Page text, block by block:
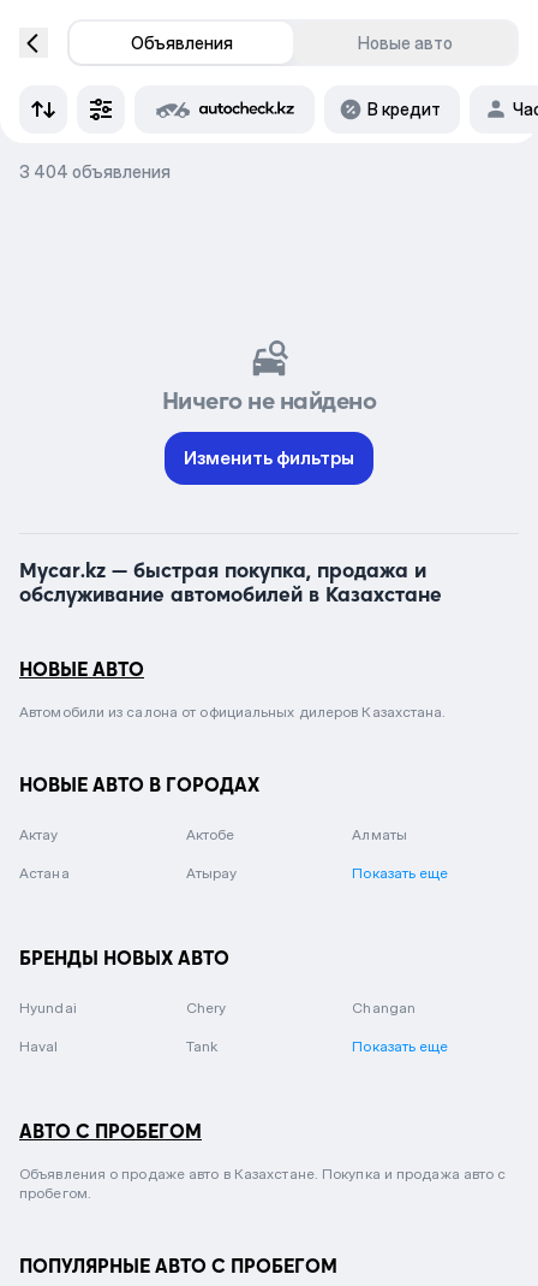
Объявления Новые авто
В кредит
3 404 объявления
Ничего не найдено
Изменить фильтры
Mycar.kz — быстрая покупка, продажа и
обслуживание автомобилей в Казахстане
НОВЫЕ АВТО
Автомобили из салона от официальных дилеров Казахстана.
НОВЫЕ АВТО В ГОРОДАХ
Актау Актобе Алматы
Астана Атырау Показать еще
БРЕНДЫ НОВЫХ АВТО
Hyundai Chery Changan
Haval Tank Показать еще
АВТО С ПРОБЕГОМ
Объявления о продаже авто в Казахстане. Покупка и продажа авто с
пробегом.
ПОПУЛЯРНЫЕ АВТО С ПРОБЕГОМ